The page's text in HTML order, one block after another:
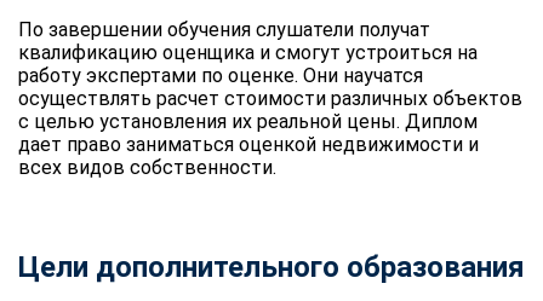
По завершении обучения слушатели получат
квалификацию оценщика и смогут устроиться на
работу экспертами по оценке. Они научатся
осуществлять расчет стоимости различных объектов
с целью установления их реальной цены. Диплом
дает право заниматься оценкой недвижимости и
всех видов собственности.
Цели дополнительного образования